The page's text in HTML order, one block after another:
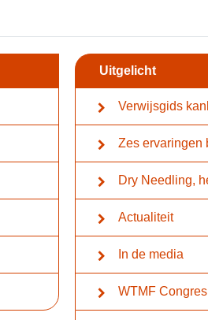
Uitgelicht
Verwijsgids
Zes ervaringen
Dry Needling,
Actualiteit
In de media
WTMF